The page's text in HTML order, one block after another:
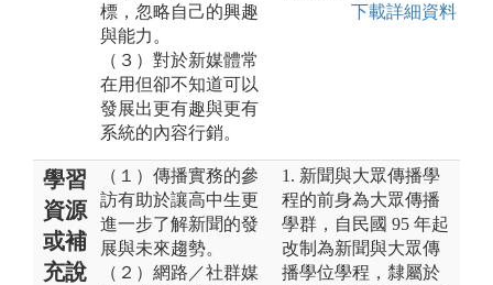
標，忽略自己的興趣
與能力。
（３）對於新媒體常
在用但卻不知道可以
發展出更有趣與更有
系統的內容行銷。
下載詳細資料
學習
資源
或補
充說
（１）傳播實務的參
訪有助於讓高中生更
進一步了解新聞的發
展與未來趨勢。
（２）網路／社群媒
1. 新聞與大眾傳播學
程的前身為大眾傳播
學群，自民國 95 年起
改制為新聞與大眾傳
播學位學程，隸屬於